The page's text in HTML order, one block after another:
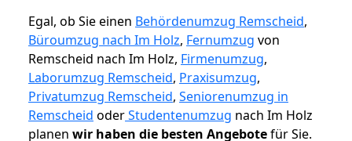
Egal, ob Sie einen Behördenumzug Remscheid,
Büroumzug nach Im Holz, Fernumzug von
Remscheid nach Im Holz, Firmenumzug,
Laborumzug Remscheid, Praxisumzug,
Privatumzug Remscheid, Seniorenumzug in
Remscheid oderStudentenumzug nach Im Holz
planen wir haben die besten Angebotefür Sie.